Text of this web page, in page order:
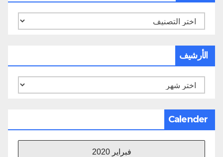
تصنيفات
الأرشيف
الأرشيف
Calender
فبراير 2020